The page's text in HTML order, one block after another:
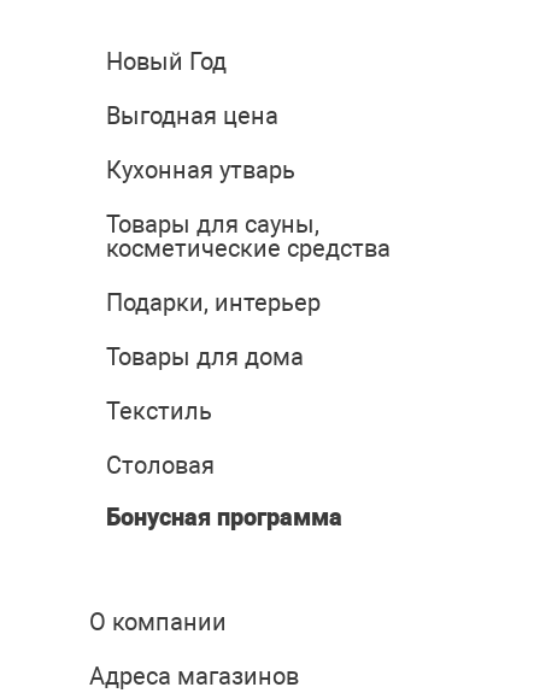
Новый Год
Выгодная цена
Кухонная утварь
Товары для сауны,
косметические средства
Подарки, интерьер
Товары для дома
Текстиль
Столовая
Бонусная программа
О компании
Адреса магазинов